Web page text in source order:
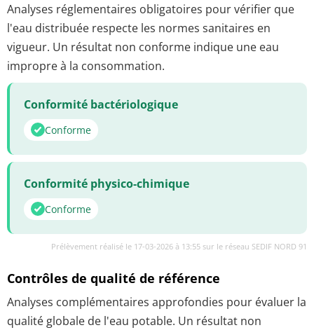
Analyses réglementaires obligatoires pour vérifier que
l'eau distribuée respecte les normes sanitaires en
vigueur. Un résultat non conforme indique une eau
impropre à la consommation.
Conformité bactériologique
Conforme
Conformité physico-chimique
Conforme
Prélèvement réalisé le 17-03-2026 à 13:55 sur le réseau SEDIF NORD 91
Contrôles de qualité de référence
Analyses complémentaires approfondies pour évaluer la
qualité globale de l'eau potable. Un résultat non